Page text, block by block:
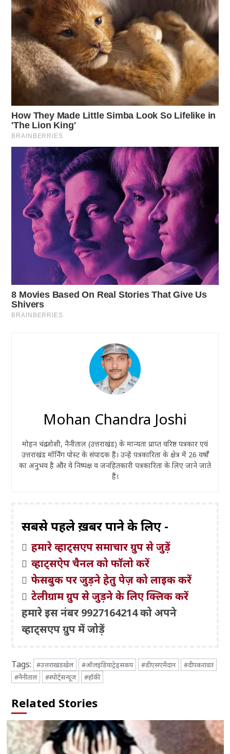
Mohan Chandra Joshi
मोहन चंद्र जोशी, नैनीताल (उत्तराखंड) के मान्यता प्राप्त वरिष्ठ पत्रकार एवं
उत्तराखंड मॉर्निंग पोस्ट के संपादक हैं। उन्हें पत्रकारिता के क्षेत्र में 26 वर्षों
का अनुभव है और वे निष्पक्ष व जनहितकारी पत्रकारिता के लिए जाने जाते
हैं।
सबसे पहले ख़बरें पाने के लिए -
हमारे व्हाट्सएप समाचार ग्रुप से जुड़ें
व्हाट्सऐप चैनल को फॉलो करें
फेसबुक पर जुड़ने हेतु पेज़ को लाइक करें
टेलीग्राम ग्रुप से जुड़ने के लिए क्लिक करें
हमारे इस नंबर 9927164214 को अपने
व्हाट्सएप ग्रुप में जोड़ें
Tags: #उत्तराखंडखेल #ऑलइंडियाट्रेड्सकप #डीएसएमैदान
#दीपकरावत
#नैनीताल
#स्पोर्ट्सन्यूज #हॉकी
Related Stories